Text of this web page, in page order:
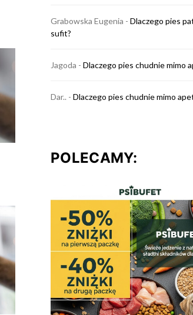
Grabowska Eugenia - Dlaczego pies
sufit?
Jagoda - Dlaczego pies chudnie mimo
Dar.. - Dlaczego pies chudnie mimo
POLECAMY: